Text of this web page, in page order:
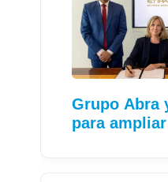
Grupo Abra
para